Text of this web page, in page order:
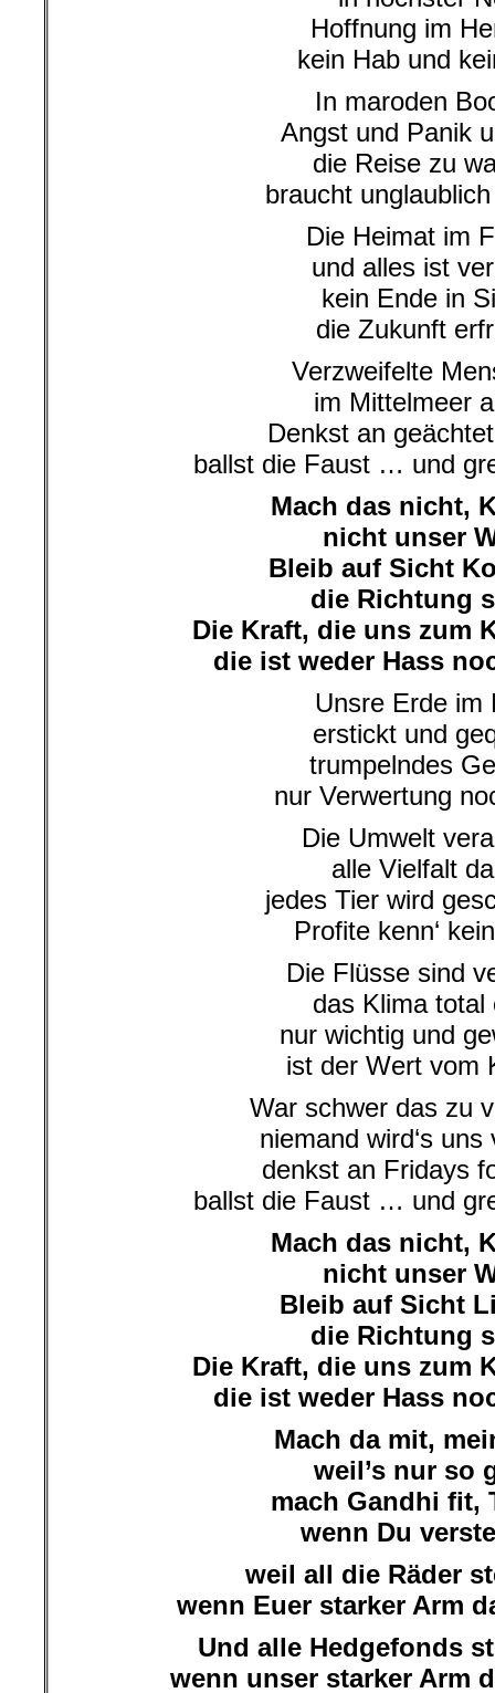
Hoffnung im
kein Hab und
In maroden
Angst und Panik
die Reise zu
braucht
Die Heimat im
und alles ist
kein Ende in
die Zukunft
Verzweifelte
im Mittelmeer
Denkst an
ballst die Faust … und
Mach das nicht,
nicht unser
Bleib auf Sicht
die Richtung
Die Kraft, die uns zum
die ist weder Hass
Unsre Erde im
erstickt und
trumpelndes
nur Verwertung
Die Umwelt
alle Vielfalt
jedes Tier wird
Profite kenn‘
Die Flüsse sind
das Klima total
nur wichtig und
ist der Wert vom
War schwer das zu
niemand wird‘s uns
denkst an Fridays
ballst die Faust … und
Mach das nicht,
nicht unser
Bleib auf Sicht
die Richtung
Die Kraft, die uns zum
die ist weder Hass
Mach da mit,
weil’s nur so
mach Gandhi fit,
wenn Du
weil all die Räder
wenn Euer starker Arm
Und alle Hedgefonds
wenn unser starker Arm